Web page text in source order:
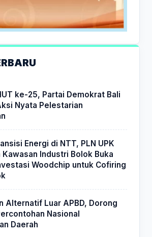
ke-25, Partai Demokrat Bali
Nyata Pelestarian
Energi di NTT, PLN UPK
Kawasan Industri Bolok Buka
Woodchip untuk Cofiring
Alternatif Luar APBD, Dorong
Nasional
Daerah